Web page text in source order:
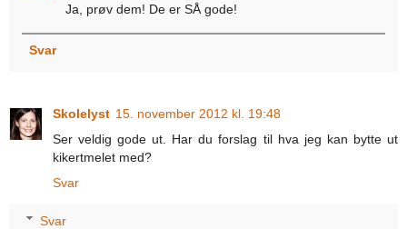
Ja, prøv dem! De er SÅ gode!
Svar
Skolelyst 15. november 2012 kl. 19:48
Ser veldig gode ut. Har du forslag til hva jeg kan bytte ut
kikertmelet med?
Svar
Svar